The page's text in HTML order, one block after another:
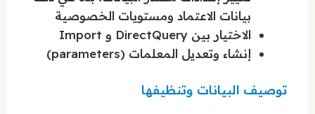
بيانات الاعتماد ومستويات الخصوصية
الاختيار بين DirectQuery و Import
إنشاء وتعديل المعلمات (parameters)
توصيف البيانات وتنظيفها